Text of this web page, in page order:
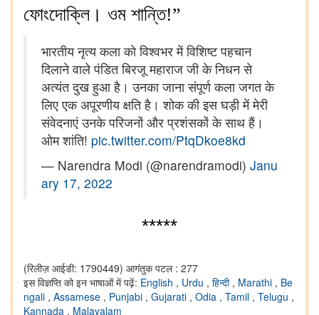
ফোংদোক্লি। ওম শান্তি!”
भारतीय नृत्य कला को विश्वभर में विशिष्ट पहचान
दिलाने वाले पंडित बिरजू महाराज जी के निधन से
अत्यंत दुख हुआ है। उनका जाना संपूर्ण कला जगत के
लिए एक अपूरणीय क्षति है। शोक की इस घड़ी में मेरी
संवेदनाएं उनके परिजनों और प्रशंसकों के साथ हैं।
ओम शांति! pic.twitter.com/PtqDkoe8kd
— Narendra Modi (@narendramodi) Janu
ary 17, 2022
*****
(रिलीज़ आईडी: 1790449) आगंतुक पटल : 277
इस विज्ञप्ति को इन भाषाओं में पढ़ें: English , Urdu , हिन्दी , Marathi , Be
ngali , Assamese , Punjabi , Gujarati , Odia , Tamil , Telugu ,
Kannada , Malayalam